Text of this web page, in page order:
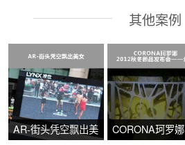
其他案例
AR-街头凭空飘出美
CORONA珂罗娜